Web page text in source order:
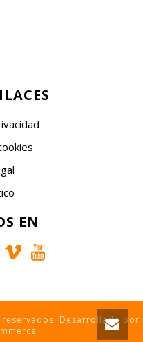
EN
Desarrollado por